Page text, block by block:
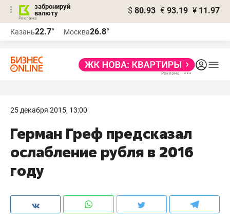
забронируй
валюту
$ 80.93 € 93.19 ¥ 11.97
Казань22.7° Москва26.8°
25 декабря 2015, 13:00
Герман Греф предсказал
ослабление рубля в 2016
году